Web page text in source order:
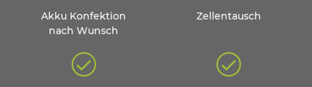
Akku Konfektion
nach Wunsch
Zellentausch